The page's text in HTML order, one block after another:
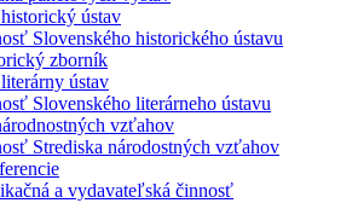
ústav
Slovenského historického ústavu
zborník
ústav
Slovenského literárneho ústavu
vzťahov
Strediska národostných vzťahov
a vydavateľská činnosť